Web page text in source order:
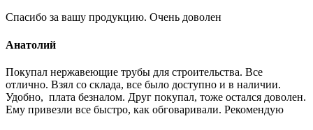
Спасибо за вашу продукцию. Очень доволен
Анатолий
Покупал нержавеющие трубы для строительства. Все
отлично. Взял со склада, все было доступно и в наличии.
Удобно, плата безналом. Друг покупал, тоже остался доволен.
Ему привезли все быстро, как обговаривали. Рекомендую